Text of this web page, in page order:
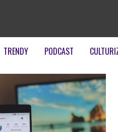
TRENDY PODCAST